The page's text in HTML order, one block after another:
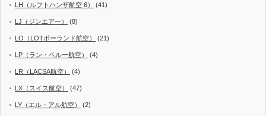
LH（ルフトハンザ航空 6） (41)
LJ（ジンエアー） (8)
LO（LOTポーランド航空） (21)
LP（ラン・ペルー航空） (4)
LR（LACSA航空） (4)
LX（スイス航空） (47)
LY（エル・アル航空） (2)